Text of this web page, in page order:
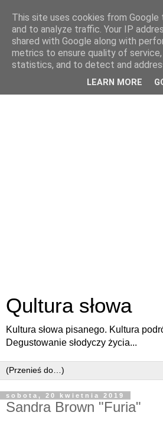
Qultura słowa
Kultura słowa pisanego. Kultura
Degustowanie słodyczy życia...
sobota, 20 kwietnia 2019
Sandra Brown "Furia"
This site uses cookies from
and to analyze traffic. Your IP
shared with Google along with
metrics to ensure quality of
statistics, and to detect and
LEARN MORE